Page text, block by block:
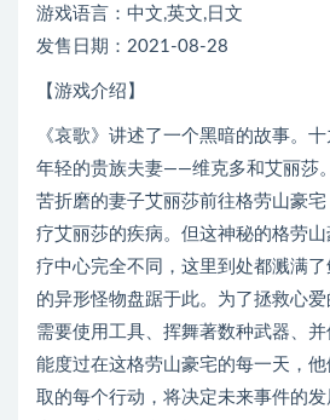
游戏语言：中文,英文,日文
发售日期：2021-08-28
【游戏介绍】
《哀歌》讲述了一个黑暗的故事。
年轻的贵族夫妻——维克多和艾丽莎
苦折磨的妻子艾丽莎前往格劳山豪
疗艾丽莎的疾病。但这神秘的格劳
疗中心完全不同，这里到处都溅满
的异形怪物盘踞于此。为了拯救心
需要使用工具、挥舞著数种武器、
能度过在这格劳山豪宅的每一天，
取的每个行动，将决定未来事件的